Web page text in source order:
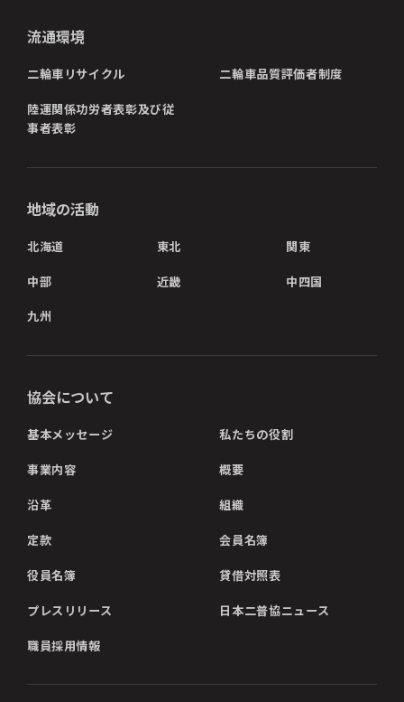
流通環境
二輪車リサイクル 二輪車品質評価者制度
陸運関係功労者表彰及び従
事者表彰
地域の活動
北海道 東北 関東
中部 近畿 中四国
九州
協会について
基本メッセージ 私たちの役割
事業内容 概要
沿革 組織
定款 会員名簿
役員名簿 貸借対照表
プレスリリース 日本二普協ニュース
職員採用情報